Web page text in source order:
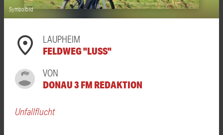
Symbolbild
LAUPHEIM
FELDWEG "LUSS"
VON
DONAU 3 FM REDAKTION
Unfallflucht